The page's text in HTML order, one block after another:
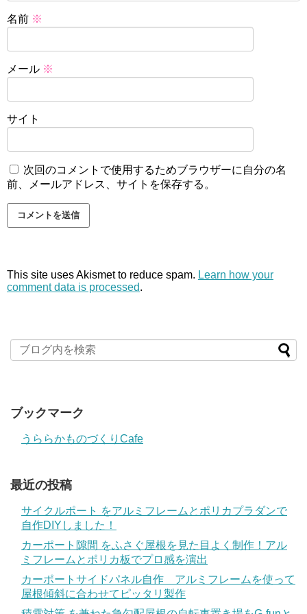
名前 ※
メール ※
サイト
次回のコメントで使用するためブラウザーに自分の名
前、メールアドレス、サイトを保存する。
This site uses Akismet to reduce spam. Learn how your
comment data is processed.
ブックマーク
うららかものづくりCafe
最近の投稿
サイクルポート をアルミフレームとポリカプラダンで
自作DIYしました！
カーポート隙間 をふさぐ屋根を見た目よく制作！アル
ミフレームとポリカ板でプロ感を演出
カーポートサイドパネル自作 アルミフレームを使って
屋根傾斜に合わせてピッタリ製作